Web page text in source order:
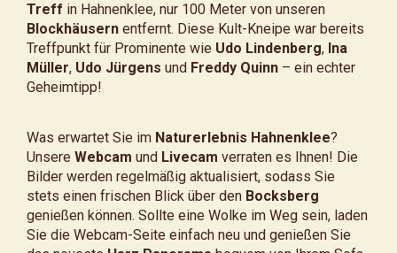
Treff in Hahnenklee, nur 100 Meter von unseren
Blockhäusern entfernt. Diese Kult-Kneipe war bereits
Treffpunkt für Prominente wie Udo Lindenberg, Ina
Müller, Udo Jürgens und Freddy Quinn – ein echter
Geheimtipp!
Was erwartet Sie im Naturerlebnis Hahnenklee?
Unsere Webcam und Livecam verraten es Ihnen! Die
Bilder werden regelmäßig aktualisiert, sodass Sie
stets einen frischen Blick über den Bocksberg
genießen können. Sollte eine Wolke im Weg sein, laden
Sie die Webcam-Seite einfach neu und genießen Sie